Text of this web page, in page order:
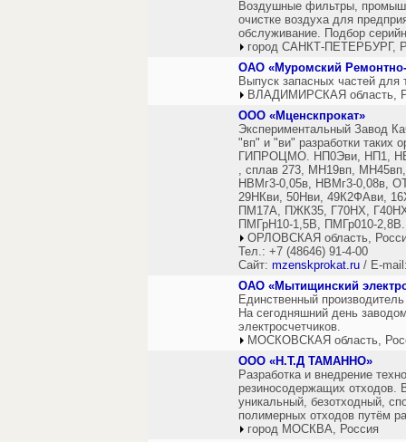
Воздушные фильтры,
очистке воздуха для
обслуживание. Подбор
город САНКТ-ПЕТЕРБУРГ,
ОАО «Муромский
Выпуск запасных частей для
ВЛАДИМИРСКАЯ область,
ООО «Мценскпрокат»
Экспериментальный Завод
"вп" и "ви" разработки
ГИПРОЦМО. НП0Эви, НП1,
, сплав 273, МН19вп,
НВМг3-0,05в, НВМг3-0,08в,
29НКви, 50Нви, 49К2ФАви,
ПМ17А, ПЖК35, Г70НХ,
ПМГрН10-1,5В, ПМГр010-2,8В.
ОРЛОВСКАЯ область,
Тел.: +7 (48646) 91-4-00
Сайт: mzenskprokat.ru / E-
ОАО «Мытищинский
Единственный
На сегодняшний день
электросчетчиков.
МОСКОВСКАЯ область,
ООО «Н.Т.Д ТАМАННО»
Разработка и внедрение
резиносодержащих отходов.
уникальный, безотходный,
полимерных отходов путём
город МОСКВА, Россия